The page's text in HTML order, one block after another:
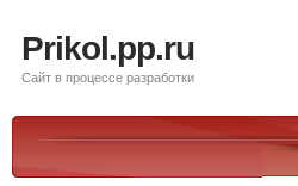
Prikol.pp.ru
Сайт в процессе разработки